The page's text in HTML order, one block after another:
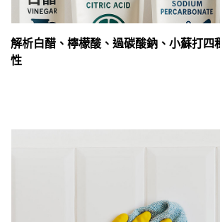
解析白醋、檸檬酸、過碳酸鈉、小蘇打四
性